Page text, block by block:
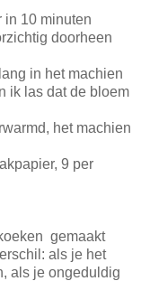
in 10 minuten
doorheen
in het machien
ik las dat de bloem
het machien
9 per
gemaakt
als je het
als je ongeduldig